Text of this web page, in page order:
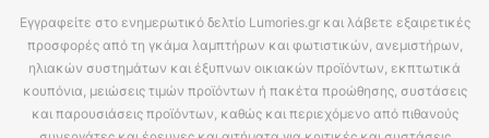
Εγγραφείτε στο ενημερωτικό δελτίο Lumories.gr και λάβετε εξαιρετικές
προσφορές από τη γκάμα λαμπτήρων και φωτιστικών, ανεμιστήρων,
ηλιακών συστημάτων και έξυπνων οικιακών προϊόντων, εκπτωτικά
κουπόνια, μειώσεις τιμών προϊόντων ή πακέτα προώθησης, συστάσεις
και παρουσιάσεις προϊόντων, καθώς και περιεχόμενο από πιθανούς